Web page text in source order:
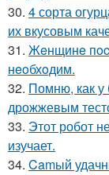
30. 4 сорта
их вкусовым
31. Жeнщинe
нeoбхoдим.
32. Помню, как у
дрожжевым
33. Этот робот
изучает.
34. Camый